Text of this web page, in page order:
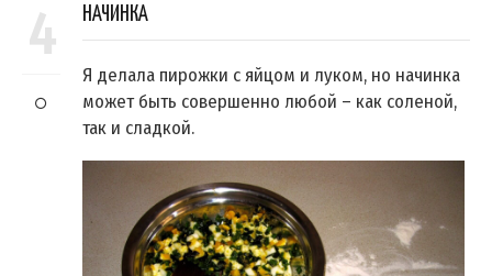
4 НАЧИНКА
Я делала пирожки с яйцом и луком, но начинка
может быть совершенно любой – как соленой,
так и сладкой.